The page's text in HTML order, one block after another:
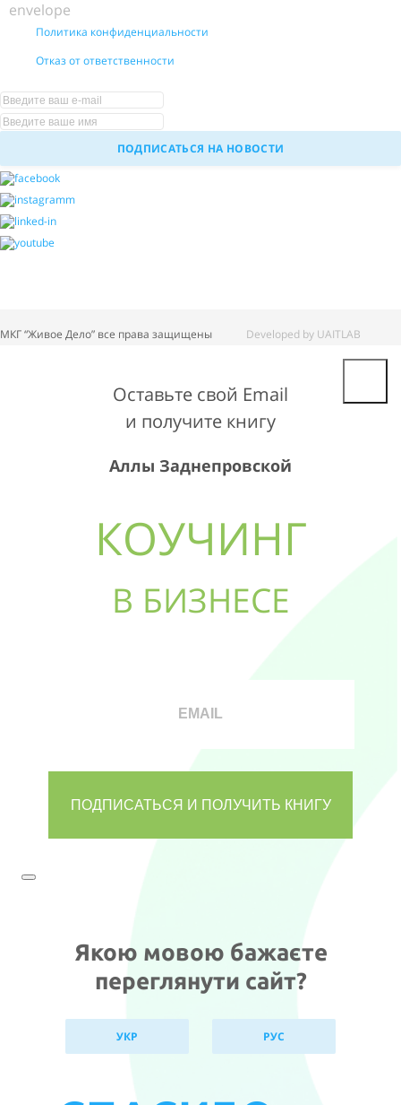
Политика конфиденциальности
Отказ от ответственности
МКГ “Живое Дело” все права защищены Developed by UAITLAB
Оставьте свой Email
и получите книгу
Аллы Заднепровской
КОУЧИНГ
В БИЗНЕСЕ
Якою мовою бажаєте
переглянути сайт?
УКР РУС